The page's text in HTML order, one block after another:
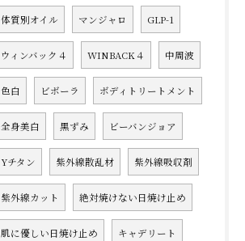
体質別オイル マンジャロ GLP-1
ウィンバック４ WINBACK４ 中周波
色白 ビボーラ ボディトリートメント
全身美白 黒ずみ ビーバンジョア
Yチタン 紫外線散乱材 紫外線吸収剤
紫外線カット 絶対焼けない日焼け止め
肌に優しい日焼け止め キャデリート